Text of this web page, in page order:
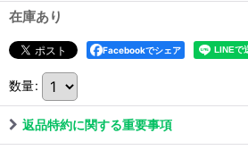
在庫あり
Facebookでシェア
数量:
返品特約に関する重要事項